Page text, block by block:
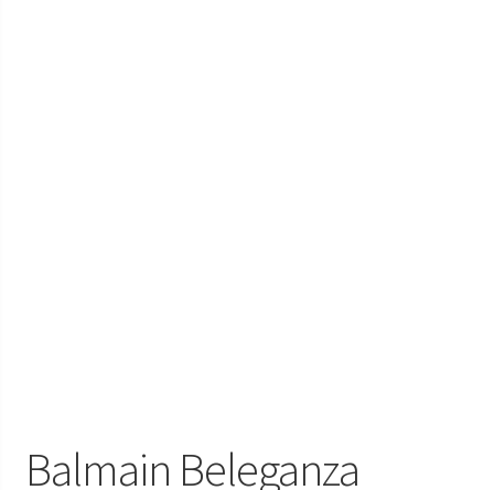
Balmain Beleganza